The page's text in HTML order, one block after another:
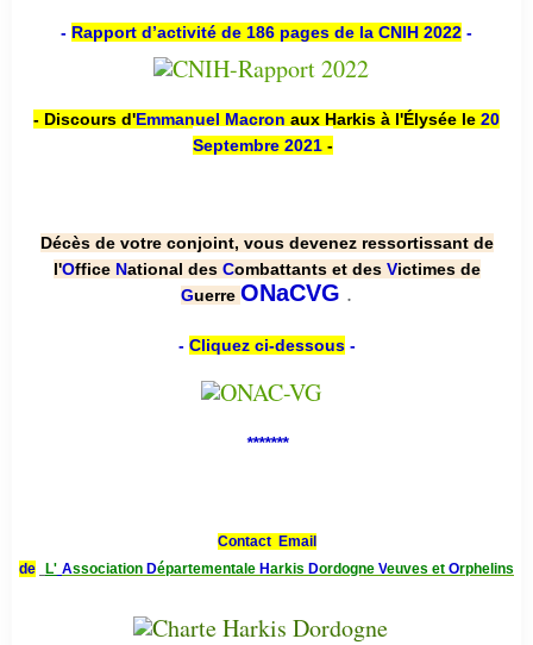
- Rapport d’activité de 186 pages de la CNIH 2022 -
- Discours d'Emmanuel Macron aux Harkis à l'Élysée le 20
Septembre 2021 -
Décès de votre conjoint, vous devenez ressortissant de
l'Office National des Combattants et des Victimes de
Guerre ONaCVG .
- Cliquez ci-dessous-
*******
Contact Email
de
L' Association Départementale Harkis Dordogne Veuves et Orphelins